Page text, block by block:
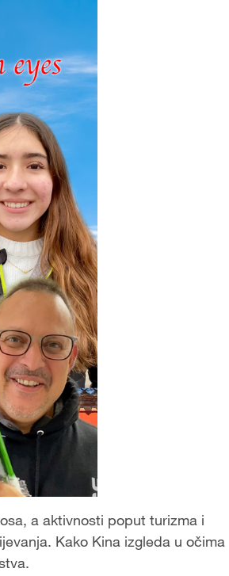
a aktivnosti poput turizma i
Kako Kina izgleda u očima